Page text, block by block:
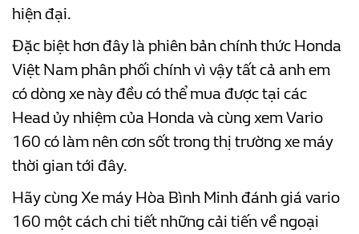
hiện đại.
Đặc biệt hơn đây là phiên bản chính thức Honda
Việt Nam phân phối chính vì vậy tất cả anh em
có dòng xe này đều có thể mua được tại các
Head ủy nhiệm của Honda và cùng xem Vario
160 có làm nên cơn sốt trong thị trường xe máy
thời gian tới đây.
Hãy cùng Xe máy Hòa Bình Minh đánh giá vario
160 một cách chi tiết những cải tiến về ngoại